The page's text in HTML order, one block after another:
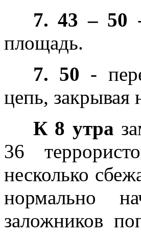
7. 43 – 50
площадь.
7. 50 -
цепь, закрывая
К 8 утра
36
несколько
нормально
заложников